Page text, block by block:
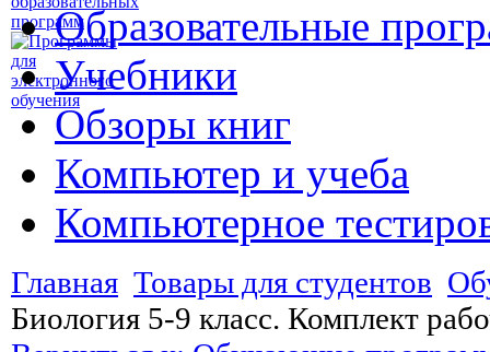
Образовательные
Учебники
Обзоры книг
Компьютер и учеба
Компьютерное
Главная Товары для студентов
Биология 5-9 класс. Комплект